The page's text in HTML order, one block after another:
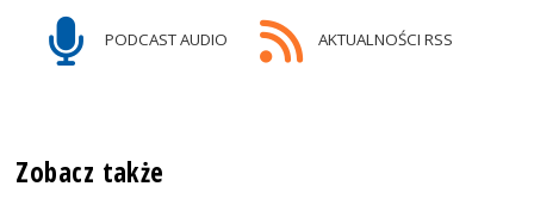
PODCAST AUDIO AKTUALNOŚCI RSS
Zobacz także